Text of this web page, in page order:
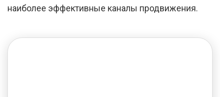
наиболее эффективные каналы продвижения.